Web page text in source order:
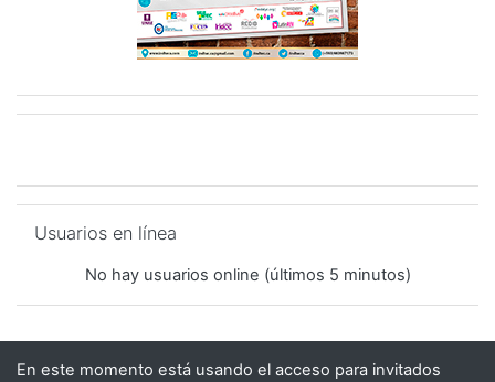
Usuarios en línea
No hay usuarios online (últimos 5 minutos)
En este momento está usando el acceso para invitados